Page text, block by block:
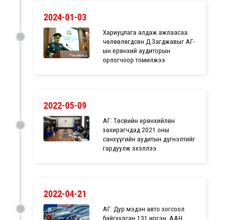
2024-01-03
Хариуцлага алдаж ажлаасаа
чөлөөлөгдсөн Д.Загджавыг ҮАГ-
ын ерөнхий аудиторын
орлогчоор томилжээ
2022-05-09
ҮАГ: Төсвийн ерөнхийлөн
захирагчдад 2021 оны
санхүүгийн аудитын дүгнэлтийг
гардуулж эхэллээ
2022-04-21
ҮАГ: Дур мэдэн авто зогсоол
байгуулсан 131 иргэн, ААН